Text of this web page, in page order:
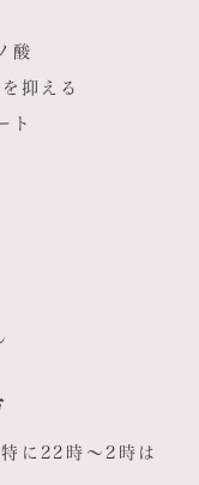
酸
抑える
ト
に22時～2時は